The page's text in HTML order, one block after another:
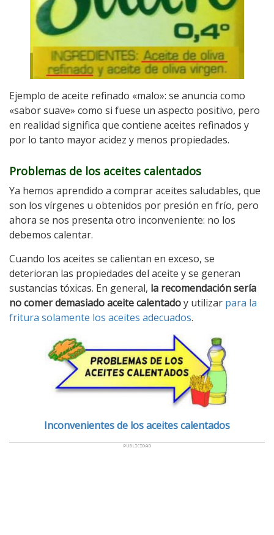
Ejemplo de aceite refinado «malo»: se anuncia como
«sabor suave» como si fuese un aspecto positivo, pero
en realidad significa que contiene aceites refinados y
por lo tanto mayor acidez y menos propiedades.
Problemas de los aceites calentados
Ya hemos aprendido a comprar aceites saludables, que
son los vírgenes u obtenidos por presión en frío, pero
ahora se nos presenta otro inconveniente: no los
debemos calentar.
Cuando los aceites se calientan en exceso, se
deterioran las propiedades del aceite y se generan
sustancias tóxicas. En general, la recomendación sería
no comer demasiado aceite calentadoy utilizar para la
fritura solamente los aceites adecuados.
Inconvenientes de los aceites calentados